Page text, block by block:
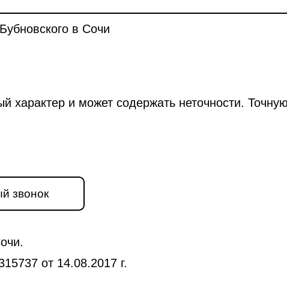
в Сочи
характер и может содержать неточности.
звонок
от 14.08.2017 г.